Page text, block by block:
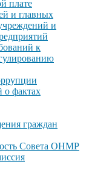
плате
и главных
и
к
о фактах
граждан
Совета ОНМР